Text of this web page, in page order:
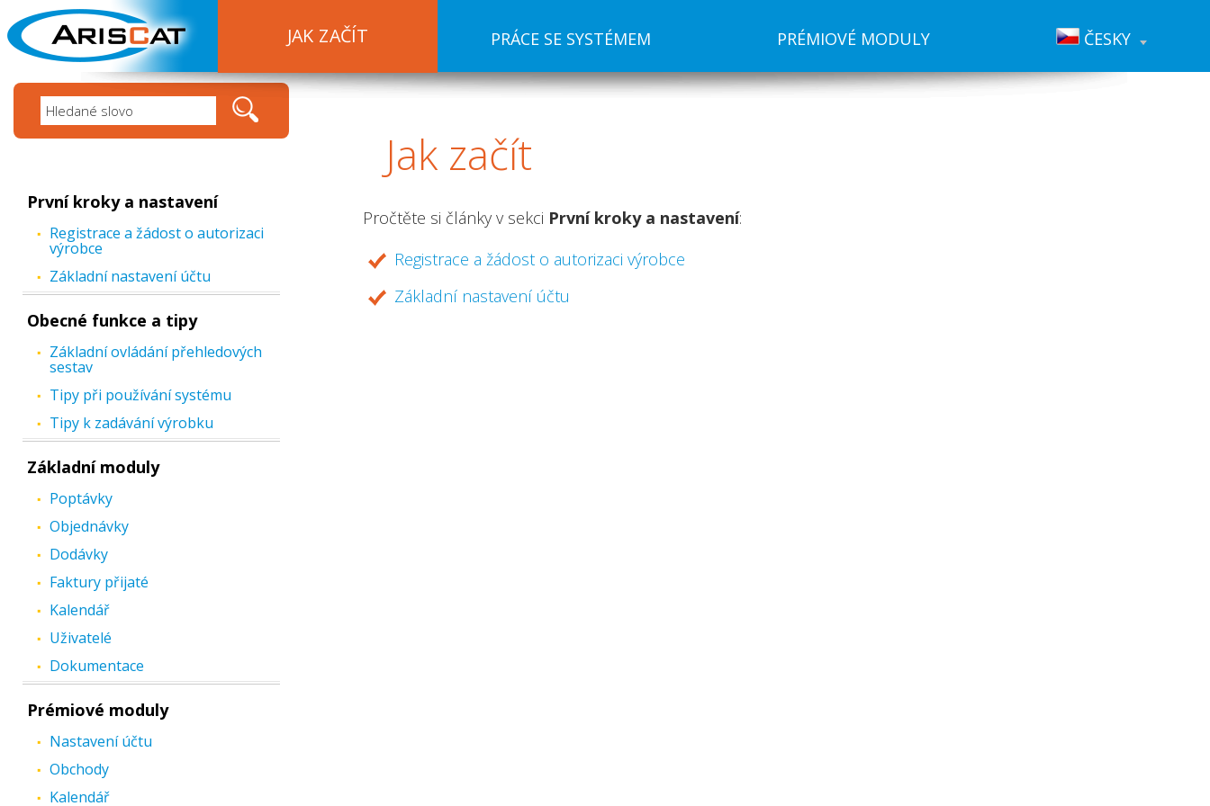
JAK ZAČÍT PRÁCE SE SYSTÉMEM PRÉMIOVÉ MODULY ČESKY
První kroky a nastavení
Registrace a žádost o autorizaci
výrobce
Základní nastavení účtu
Obecné funkce a tipy
Základní ovládání přehledových
sestav
Tipy při používání systému
Tipy k zadávání výrobku
Základní moduly
Poptávky
Objednávky
Dodávky
Faktury přijaté
Kalendář
Uživatelé
Dokumentace
Prémiové moduly
Nastavení účtu
Obchody
Kalendář
Jakzačít
Pročtěte si články v sekci První kroky a nastavení:
Registrace a žádost o autorizaci výrobce
Základní nastavení účtu